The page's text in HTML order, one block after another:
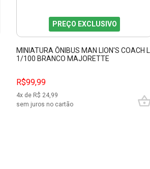
PREÇO EXCLUSIVO
MINIATURA ÔNIBUS MAN LION'S COACH L
1/100 BRANCO MAJORETTE
R$99,99
4x de R$ 24,99
sem juros no cartão